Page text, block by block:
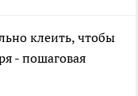
клеить, чтобы
- пошаговая